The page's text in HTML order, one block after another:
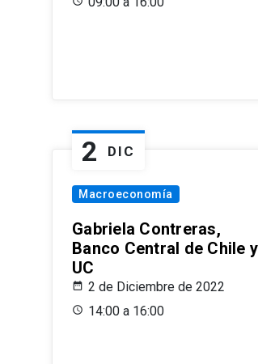
2 DIC
Macroeconomía
Gabriela Contreras,
Banco Central de Chile y
UC
2 de Diciembre de 2022
14:00 a 16:00